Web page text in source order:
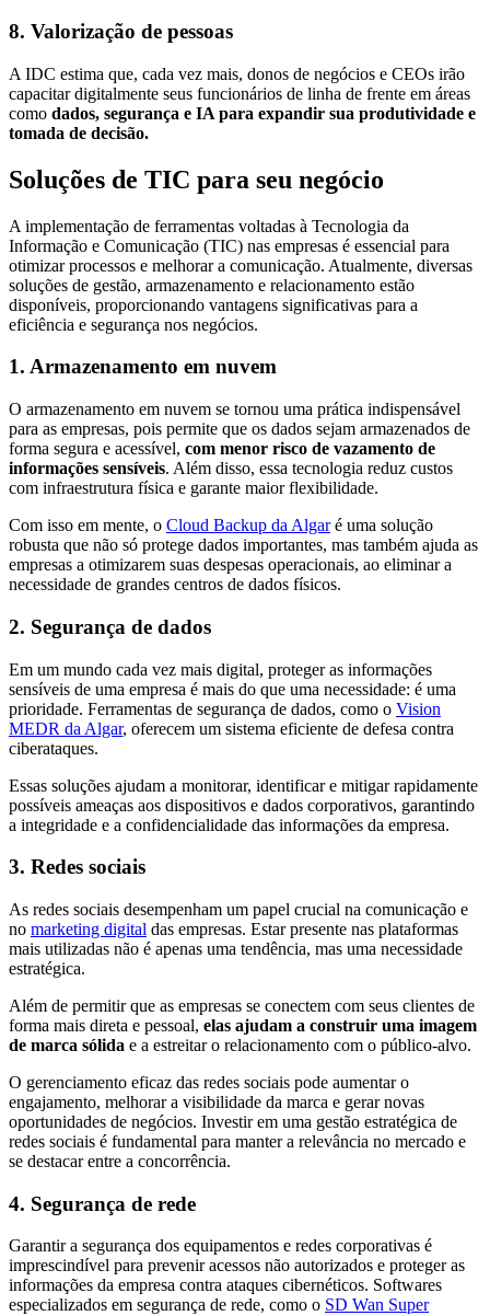
8. Valorização de pessoas
A IDC estima que, cada vez mais, donos de negócios e CEOs irão
capacitar digitalmente seus funcionários de linha de frente em áreas
como dados, segurança e IA para expandir sua produtividade e
tomada de decisão.
Soluções de TIC para seu negócio
A implementação de ferramentas voltadas à Tecnologia da
Informação e Comunicação (TIC) nas empresas é essencial para
otimizar processos e melhorar a comunicação. Atualmente, diversas
soluções de gestão, armazenamento e relacionamento estão
disponíveis, proporcionando vantagens significativas para a
eficiência e segurança nos negócios.
1. Armazenamento em nuvem
O armazenamento em nuvem se tornou uma prática indispensável
para as empresas, pois permite que os dados sejam armazenados de
forma segura e acessível, com menor risco de vazamento de
informações sensíveis. Além disso, essa tecnologia reduz custos
com infraestrutura física e garante maior flexibilidade.
Com isso em mente, o Cloud Backup da Algaré uma solução
robusta que não só protege dados importantes, mas também ajuda as
empresas a otimizarem suas despesas operacionais, ao eliminar a
necessidade de grandes centros de dados físicos.
2. Segurança de dados
Em um mundo cada vez mais digital, proteger as informações
sensíveis de uma empresa é mais do que uma necessidade: é uma
prioridade. Ferramentas de segurança de dados, como o Vision
MEDR da Algar, oferecem um sistema eficiente de defesa contra
ciberataques.
Essas soluções ajudam a monitorar, identificar e mitigar rapidamente
possíveis ameaças aos dispositivos e dados corporativos, garantindo
a integridade e a confidencialidade das informações da empresa.
3. Redes sociais
As redes sociais desempenham um papel crucial na comunicação e
no marketing digital das empresas. Estar presente nas plataformas
mais utilizadas não é apenas uma tendência, mas uma necessidade
estratégica.
Além de permitir que as empresas se conectem com seus clientes de
forma mais direta e pessoal, elas ajudam a construir uma imagem
de marca sólida e a estreitar o relacionamento com o público-alvo.
O gerenciamento eficaz das redes sociais pode aumentar o
engajamento, melhorar a visibilidade da marca e gerar novas
oportunidades de negócios. Investir em uma gestão estratégica de
redes sociais é fundamental para manter a relevância no mercado e
se destacar entre a concorrência.
4. Segurança de rede
Garantir a segurança dos equipamentos e redes corporativas é
imprescindível para prevenir acessos não autorizados e proteger as
informações da empresa contra ataques cibernéticos. Softwares
especializados em segurança de rede, como o SD Wan Super